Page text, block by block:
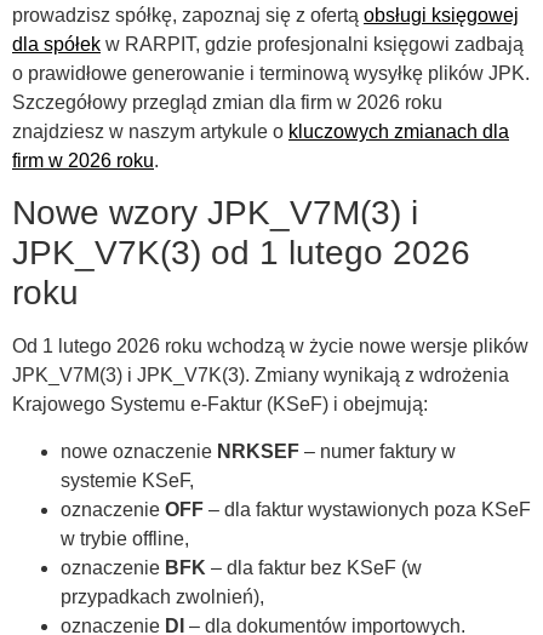
prowadzisz spółkę, zapoznaj się z ofertą obsługi księgowej
dla spółek w RARPIT, gdzie profesjonalni księgowi zadbają
o prawidłowe generowanie i terminową wysyłkę plików JPK.
Szczegółowy przegląd zmian dla firm w 2026 roku
znajdziesz w naszym artykule o kluczowych zmianach dla
firm w 2026 roku.
Nowe wzory JPK_V7M(3) i
JPK_V7K(3) od 1 lutego 2026
roku
Od 1 lutego 2026 roku wchodzą w życie nowe wersje plików
JPK_V7M(3) i JPK_V7K(3). Zmiany wynikają z wdrożenia
Krajowego Systemu e-Faktur (KSeF) i obejmują:
nowe oznaczenie NRKSEF – numer faktury w
systemie KSeF,
oznaczenie OFF – dla faktur wystawionych poza KSeF
w trybie offline,
oznaczenie BFK – dla faktur bez KSeF (w
przypadkach zwolnień),
oznaczenie DI – dla dokumentów importowych.